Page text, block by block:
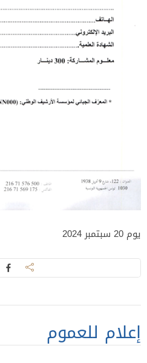
يوم 20 سبتمبر 2024
إعلام للعموم